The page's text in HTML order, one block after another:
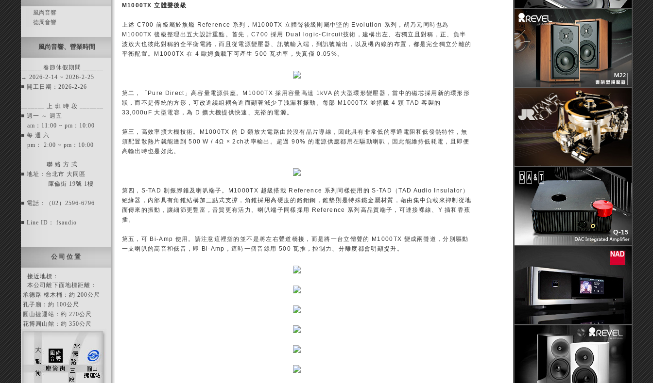
風尚音響
德周音響
風尚音響、營業時間
______ 春節休假期間 ______
→ 2026-2-14 ~ 2026-2-25
■ 開工日期：2026-2-26
_______ 上 班 時 段 _______
■ 週一 ～ 週五
am：11:00 ~ pm：10:00
■ 每 週 六
pm： 2:00 ~ pm：10:00
_______ 聯 絡 方 式 _______
■ 地址：台北市 大同區
庫倫街 19號 1樓
■ 電話：（02）2596-6796
■ Line ID： fsaudio
公 司 位 置
接近地標：
本公司離下面地標距離：
承德路 橡木桶：約 200公尺
孔子廟：約 100公尺
圓山捷運站：約 270公尺
花博圓山館：約 350公尺
M1000TX 立體聲後級
上述 C700 前級屬於旗艦 Reference 系列，M1000TX 立體聲後級則屬中堅的 Evolution 系列，胡乃元同時也為
M1000TX 後級整理出五大設計重點。首先，C700 採用 Dual logic-Circuit技術，建構出左、右獨立且對稱，正、負半
波放大也彼此對稱的全平衡電路，而且從電源變壓器、訊號輸入端，到訊號輸出，以及機內線的布置，都是完全獨立分離的
平衡配置。M1000TX 在 4 歐姆負載下可產生 500 瓦功率，失真僅 0.05%。
第二，「Pure Direct」高容量電源供應。M1000TX 採用容量高達 1kVA 的大型環形變壓器，當中的磁芯採用新的環形形
狀，而不是傳統的方形，可改進繞組耦合進而顯著減少了洩漏和振動。每部 M1000TX 並搭載 4 顆 TAD 客製的
33,000uF 大型電容，為 D 擴大機提供快速、充裕的電源。
第三，高效率擴大機技術。M1000TX 的 D 類放大電路由於沒有晶片導線，因此具有非常低的導通電阻和低發熱特性，無
須配置散熱片就能達到 500 W / 4Ω × 2ch功率輸出。超過 90% 的電源供應都用在驅動喇叭，因此能維持低耗電，且即便
高輸出時也是如此。
第四，S-TAD 制振腳錐及喇叭端子。M1000TX 越級搭載 Reference 系列同樣使用的 S-TAD（TAD Audio Insulator）
絕緣器，內部具有角錐結構加三點式支撐，角錐採用高硬度的鉻鉬鋼，錐墊則是特殊鐵金屬材質，藉由集中負載來抑制從地
面傳來的振動，讓細節更豐富，音質更有活力。喇叭端子同樣採用 Reference 系列高品質端子，可連接裸線、Y 插和香蕉
插。
第五，可 Bi-Amp 使用。請注意這裡指的並不是將左右聲道橋接，而是將一台立體聲的 M1000TX 變成兩聲道，分別驅動
一支喇叭的高音和低音，即 Bi-Amp，這時一個音錄用 500 瓦推，控制力、分離度都會明顯提升。